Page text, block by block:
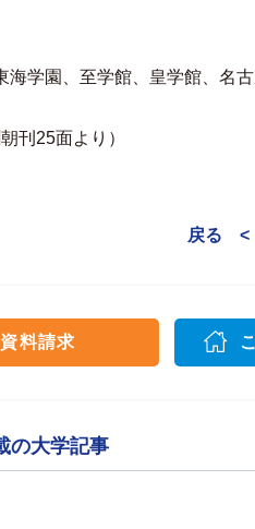
学園、至学館、皇学館、名
刊25面より）
戻る <
資料請求
の大学記事